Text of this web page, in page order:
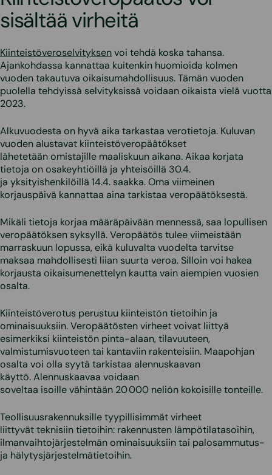
sisältää virheitä
Kiinteistöveroselvityksenvoi tehdä koska tahansa.
Ajankohdassa kannattaa kuitenkin huomioida kolmen
vuoden takautuva oikaisumahdollisuus. Tämän vuoden
puolella tehdyissä selvityksissä voidaan oikaista vielä vuotta
2023.
Alkuvuodesta on hyvä aika tarkastaa verotietoja. Kuluvan
vuoden alustavat kiinteistöveropäätökset
lähetetään omistajille maaliskuun aikana. Aikaa korjata
tietoja on osakeyhtiöillä ja yhteisöillä 30.4.
ja yksityishenkilöillä 14.4. saakka. Oma viimeinen
korjauspäivä kannattaa aina tarkistaa veropäätöksestä.
Mikäli tietoja korjaa määräpäivään mennessä, saa lopullisen
veropäätöksen syksyllä. Veropäätös tulee viimeistään
marraskuun lopussa, eikä kuluvalta vuodelta tarvitse
maksaa mahdollisesti liian suurta veroa. Silloin voi hakea
korjausta oikaisumenettelyn kautta vain aiempien vuosien
osalta.
Kiinteistöverotus perustuu kiinteistön tietoihin ja
ominaisuuksiin. Veropäätösten virheet voivat liittyä
esimerkiksi kiinteistön pinta-alaan, tilavuuteen,
valmistumisvuoteen tai kantaviin rakenteisiin. Maapohjan
osalta voi olla syytä tarkistaa alennuskaavan
käyttö. Alennuskaavaa voidaan
soveltaa isoille vähintään 20 000 neliön kokoisille tonteille.
Teollisuusrakennuksille tyypillisimmät virheet
liittyvät teknisiin tietoihin: rakennusten lämpötilatasoihin,
ilmanvaihtojärjestelmän ominaisuuksiin tai palosammutus-
ja hälytysjärjestelmätietoihin.